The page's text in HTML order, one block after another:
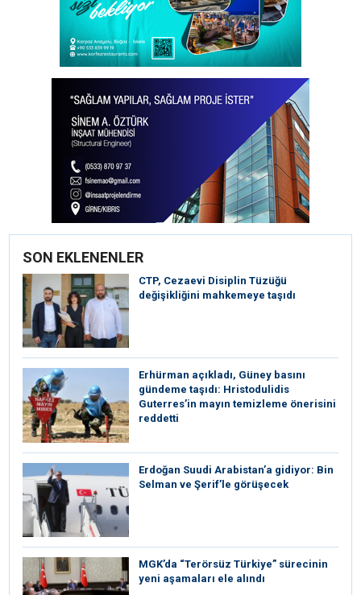
SON EKLENENLER
CTP, Cezaevi Disiplin Tüzüğü
değişikliğini mahkemeye taşıdı
Erhürman açıkladı, Güney basını
gündeme taşıdı: Hristodulidis
Guterres’in mayın temizleme önerisini
reddetti
Erdoğan Suudi Arabistan’a gidiyor: Bin
Selman ve Şerif’le görüşecek
MGK’da “Terörsüz Türkiye” sürecinin
yeni aşamaları ele alındı